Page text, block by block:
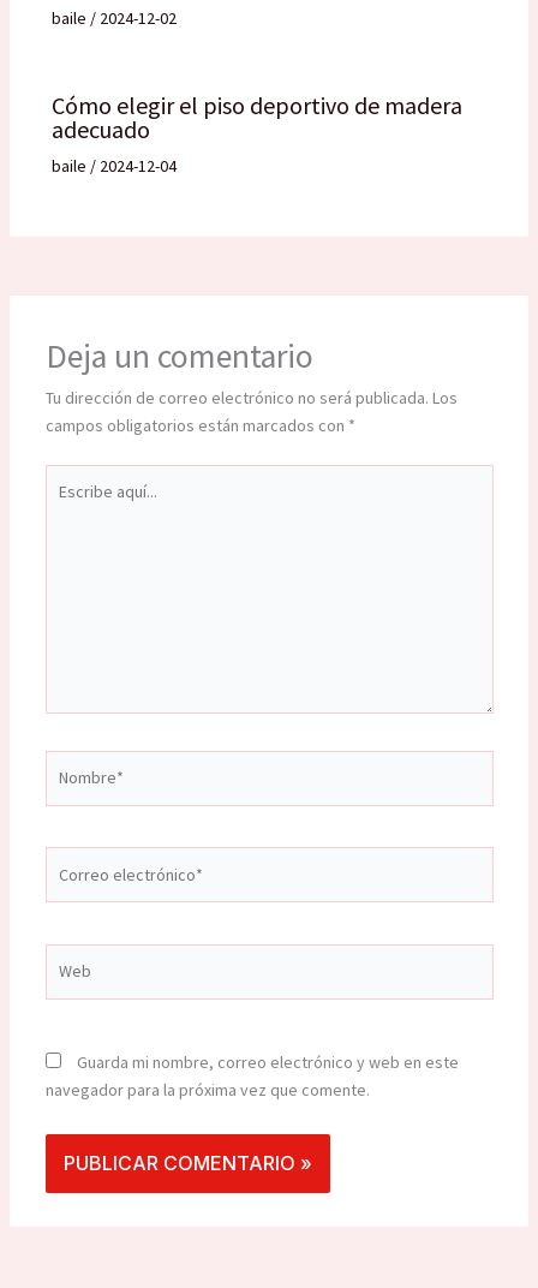
baile / 2024-12-02
Cómo elegir el piso deportivo de madera
adecuado
baile / 2024-12-04
Deja un comentario
Tu dirección de correo electrónico no será publicada. Los
campos obligatorios están marcados con *
aquí...
electrónico*
Guarda mi nombre, correo electrónico y web en este
navegador para la próxima vez que comente.